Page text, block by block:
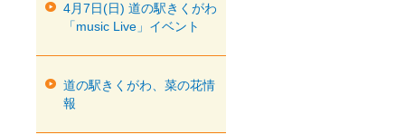
4月7日(日) 道の駅きくがわ
「music Live」イベント
道の駅きくがわ、菜の花情
報